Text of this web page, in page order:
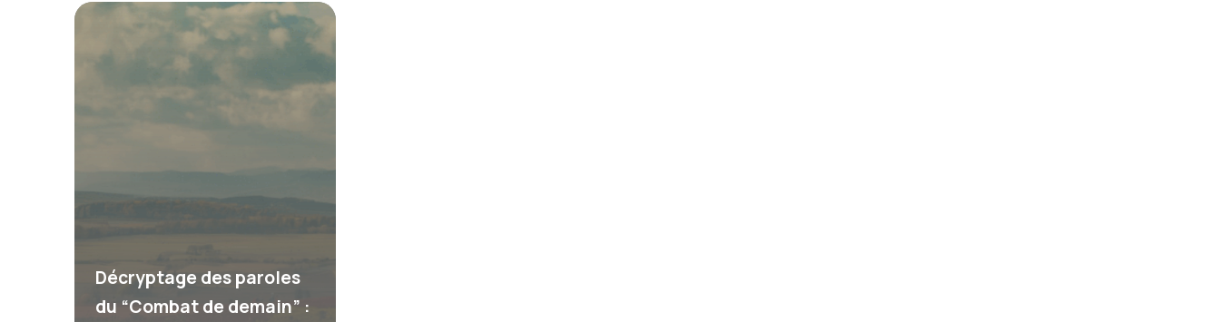
Décryptage des paroles
du “Combat de demain” :